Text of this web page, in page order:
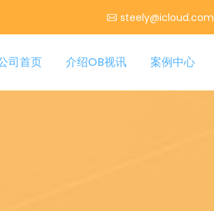
steely@icloud.com
司首页 介绍OB视讯 案例中心